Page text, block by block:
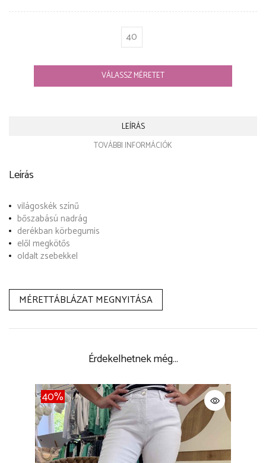
40
VÁLASSZ MÉRETET
LEÍRÁS
TOVÁBBI INFORMÁCIÓK
Leírás
világoskék színű
bőszabású nadrág
derékban körbegumis
elől megkötős
oldalt zsebekkel
MÉRETTÁBLÁZAT MEGNYITÁSA
Érdekelhetnek még…
40%